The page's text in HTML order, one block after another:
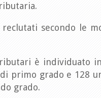
secondo le
è individuato
primo grado e 128
grado.